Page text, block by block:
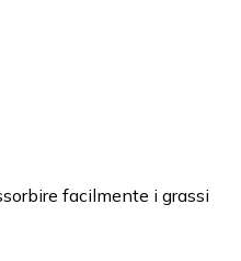
facilmente i grassi